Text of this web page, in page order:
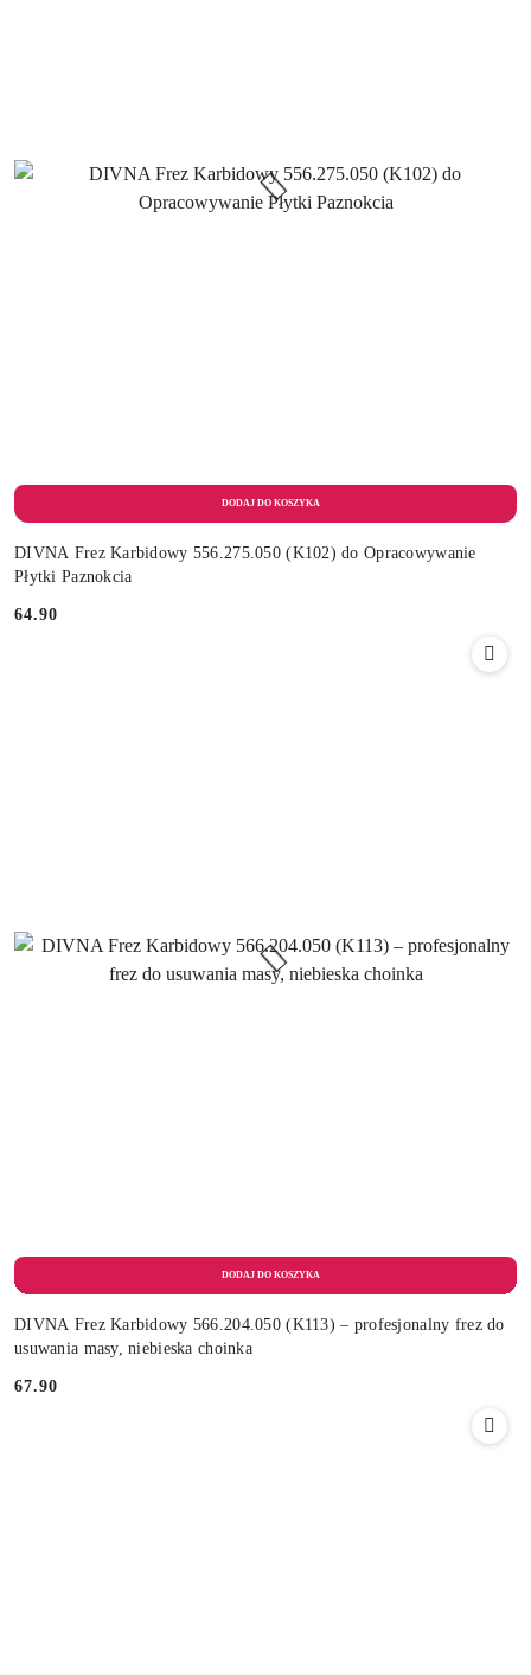
DIVNA Frez Karbidowy 556.275.050 (K102) do Opracowywanie
Płytki Paznokcia
Cena:
64.90
DIVNA Frez Karbidowy 566.204.050 (K113) – profesjonalny frez do
usuwania masy, niebieska choinka
Cena:
67.90